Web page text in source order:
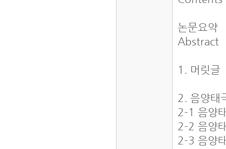
논문요약
Abstract
1. 머릿글
2. 음양태
2-1 음양
2-2 음양
2-3 음양